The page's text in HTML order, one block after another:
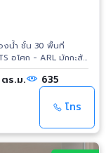
ประสานมิตร - รพ.
ประชุมแห่งชาติสิริกิติ์
ร.ม. 635
โทร